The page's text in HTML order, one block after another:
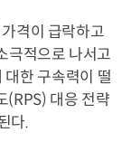
격이 급락하고
극적으로 나서고
대한 구속력이 떨
(RPS) 대응 전략
다.